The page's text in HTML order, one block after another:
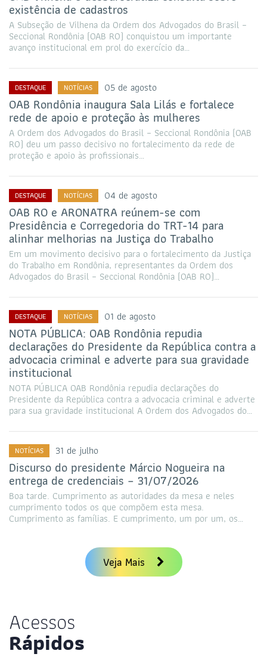
existência de cadastros
A Subseção de Vilhena da Ordem dos Advogados do Brasil –
Seccional Rondônia (OAB RO) conquistou um importante
avanço institucional em prol do exercício da…
DESTAQUE NOTÍCIAS 05 de agosto
OAB Rondônia inaugura Sala Lilás e fortalece
rede de apoio e proteção às mulheres
A Ordem dos Advogados do Brasil – Seccional Rondônia (OAB
RO) deu um passo decisivo no fortalecimento da rede de
proteção e apoio às profissionais…
DESTAQUE NOTÍCIAS 04 de agosto
OAB RO e ARONATRA reúnem-se com
Presidência e Corregedoria do TRT-14 para
alinhar melhorias na Justiça do Trabalho
Em um movimento decisivo para o fortalecimento da Justiça
do Trabalho em Rondônia, representantes da Ordem dos
Advogados do Brasil – Seccional Rondônia (OAB RO)…
DESTAQUE NOTÍCIAS 01 de agosto
NOTA PÚBLICA: OAB Rondônia repudia
declarações do Presidente da República contra a
advocacia criminal e adverte para sua gravidade
institucional
NOTA PÚBLICA OAB Rondônia repudia declarações do
Presidente da República contra a advocacia criminal e adverte
para sua gravidade institucional A Ordem dos Advogados do…
NOTÍCIAS 31 de julho
Discurso do presidente Márcio Nogueira na
entrega de credenciais – 31/07/2026
Boa tarde. Cumprimento as autoridades da mesa e neles
cumprimento todos os que compõem esta mesa.
Cumprimento as famílias. E cumprimento, um por um, os…
Veja Mais
Acessos
Rápidos